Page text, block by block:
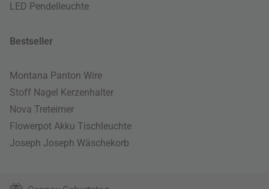
LED Pendelleuchte
Bestseller
Montana Panton Wire
Stoff Nagel Kerzenhalter
Nova Treteimer
Flowerpot Akku Tischleuchte
Joseph Joseph Wäschekorb